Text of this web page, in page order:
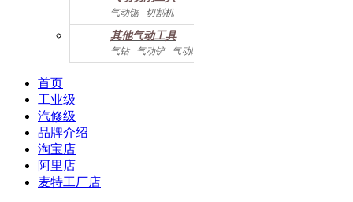
气动锯 切割机
气动曲线剪
其他气动工具
气钻 气动铲 气动除锈机
气动拉钉机 气动喷漆枪
首页
工业级
汽修级
品牌介绍
淘宝店
阿里店
麦特工厂店